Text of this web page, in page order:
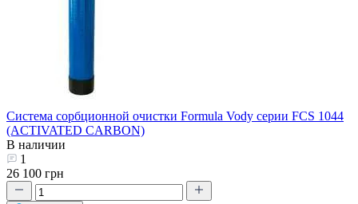
Система сорбционной очистки Formula Vody серии FCS 1044
(ACTIVATED CARBON)
В наличии
1
26 100 грн